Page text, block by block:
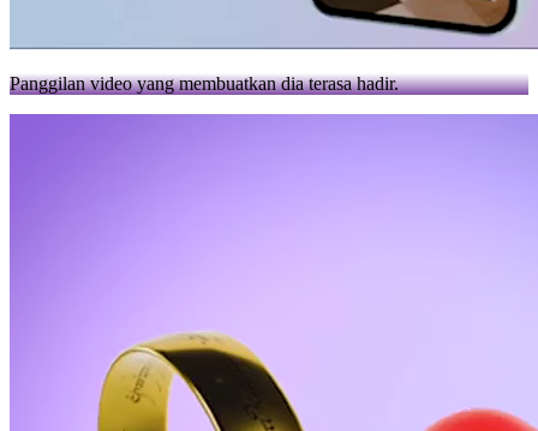
Panggilan video yang membuatkan dia terasa hadir.